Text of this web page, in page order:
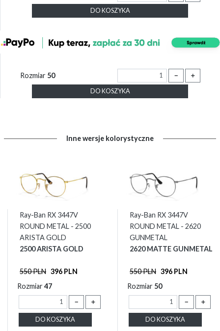
DO KOSZYKA
Rozmiar 50 － ＋
DO KOSZYKA
Inne wersje kolorystyczne
Ray-Ban RX 3447V
ROUND METAL - 2500
ARISTA GOLD
2500 ARISTA GOLD
550 PLN 396 PLN
Rozmiar47
－ ＋
DO KOSZYKA
Ray-Ban RX 3447V
ROUND METAL - 2620
GUNMETAL
2620 MATTE GUNMETAL
550 PLN 396 PLN
Rozmiar 50
－ ＋
DO KOSZYKA